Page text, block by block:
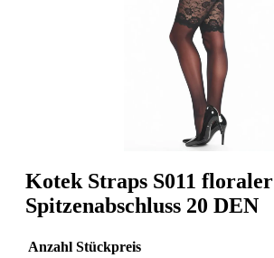
Kotek Straps S011 floraler
Spitzenabschluss 20 DEN
Anzahl Stückpreis